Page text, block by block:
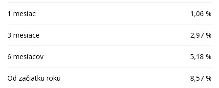
1 mesiac 1,06 %
3 mesiace 2,97 %
6 mesiacov 5,18 %
Od začiatku roku 8,57 %